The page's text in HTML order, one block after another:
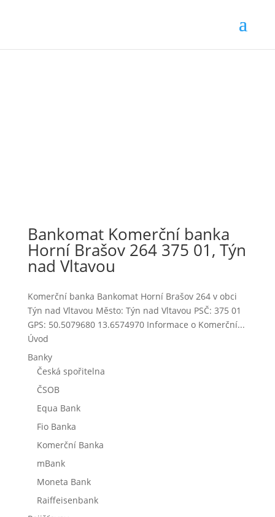
Bankomat Komerční banka
Horní Brašov 264 375 01, Týn
nad Vltavou
Komerční banka Bankomat Horní Brašov 264 v obci
Týn nad Vltavou Město: Týn nad Vltavou PSČ: 375 01
GPS: 50.5079680 13.6574970 Informace o Komerční...
Úvod
Banky
Česká spořitelna
ČSOB
Equa Bank
Fio Banka
Komerční Banka
mBank
Moneta Bank
Raiffeisenbank